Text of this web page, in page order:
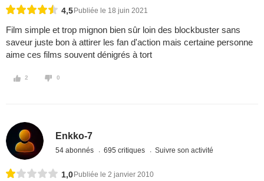
4,5 Publiée le 18 juin 2021
Film simple et trop mignon bien sûr loin des blockbuster sans
saveur juste bon à attirer les fan d'action mais certaine personne
aime ces films souvent dénigrés à tort
2 0
Enkko-7
54 abonnés 695 critiques Suivre son activité
1,0 Publiée le 2 janvier 2010